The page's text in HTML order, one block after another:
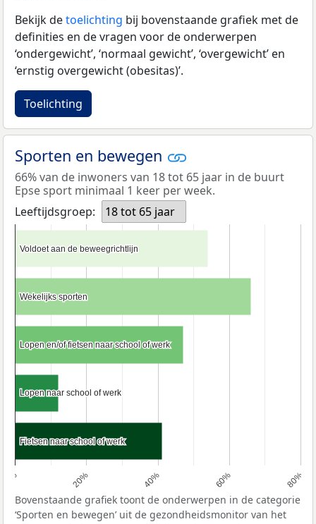
Bekijk detoelichting bij bovenstaande grafiek met de
definities en de vragen voor de onderwerpen
‘ondergewicht’, ‘normaal gewicht’, ‘overgewicht’ en
‘ernstig overgewicht (obesitas)’.
Toelichting
Sporten en bewegen
66% van de inwoners van 18 tot 65 jaar in de buurt
Epse sport minimaal 1 keer per week.
Leeftijdsgroep:
18 tot 65 jaar
0% 20% 40% 60% 80%
Voldoet aan de beweegrichtlijn
Voldoet aan de beweegrichtlijn
Wekelijks sporten
Wekelijks sporten
Lopen en/of fietsen naar school of werk
Lopen en/of fietsen naar school of werk
Lopen naar school of werk
Lopen naar school of werk
Fietsen naar school of werk
Fietsen naar school of werk
Bovenstaande grafiek toont de onderwerpen in de categorie
‘Sporten en bewegen’ uit de gezondheidsmonitor van het